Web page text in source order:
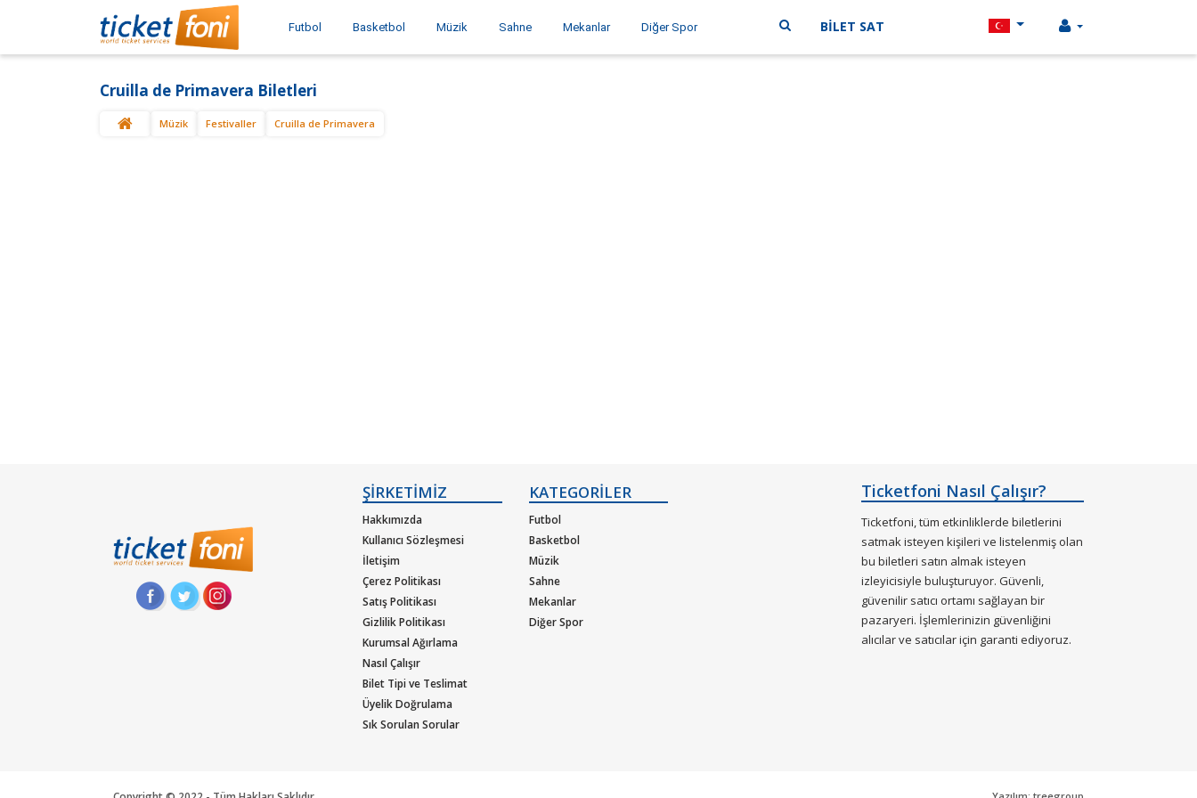
Futbol Basketbol Müzik Sahne Mekanlar Diğer Spor BİLET SAT
Cruilla de Primavera Biletleri
Müzik Festivaller Cruilla de Primavera
ŞİRKETİMİZ
Hakkımızda
Kullanıcı Sözleşmesi
İletişim
Çerez Politikası
Satış Politikası
Gizlilik Politikası
Kurumsal Ağırlama
Nasıl Çalışır
Bilet Tipi ve Teslimat
Üyelik Doğrulama
Sık Sorulan Sorular
KATEGORİLER
Futbol
Basketbol
Müzik
Sahne
Mekanlar
Diğer Spor
Ticketfoni Nasıl Çalışır?
Ticketfoni, tüm etkinliklerde biletlerini
satmak isteyen kişileri ve listelenmiş olan
bu biletleri satın almak isteyen
izleyicisiyle buluşturuyor. Güvenli,
güvenilir satıcı ortamı sağlayan bir
pazaryeri. İşlemlerinizin güvenliğini
alıcılar ve satıcılar için garanti ediyoruz.